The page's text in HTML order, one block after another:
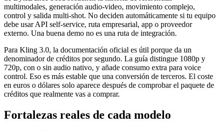
multimodales, generación audio-video, movimiento complejo,
control y salida multi-shot. No deciden automáticamente si tu equipo
debe usar API self-service, ruta empresarial, app o proveedor
externo. Una buena demo no es una ruta de integración.
Para Kling 3.0, la documentación oficial es útil porque da un
denominador de créditos por segundo. La guía distingue 1080p y
720p, con o sin audio nativo, y añade consumo extra para voice
control. Eso es más estable que una conversión de terceros. El coste
en euros o dólares solo aparece después de comprobar el paquete de
créditos que realmente vas a comprar.
Fortalezas reales de cada modelo